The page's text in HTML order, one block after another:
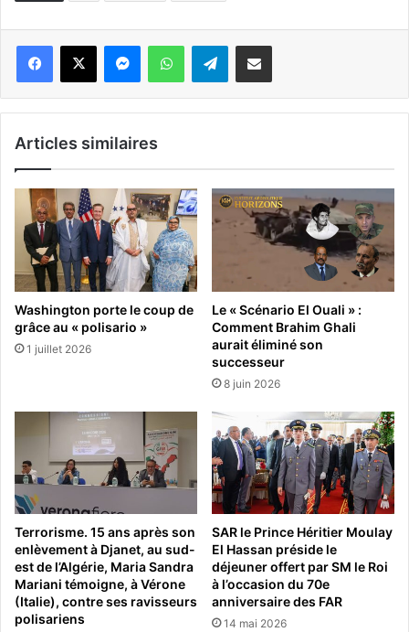
WhatsApp Telegram
Articles similaires
Washington porte le coup de
grâce au « polisario »
1 juillet 2026
Le « Scénario El Ouali » :
Comment Brahim Ghali
aurait éliminé son
successeur
8 juin 2026
Terrorisme. 15 ans après son
enlèvement à Djanet, au sud-
est de l’Algérie, Maria Sandra
Mariani témoigne, à Vérone
(Italie), contre ses ravisseurs
polisariens
SAR le Prince Héritier Moulay
El Hassan préside le
déjeuner offert par SM le Roi
à l’occasion du 70e
anniversaire des FAR
14 mai 2026